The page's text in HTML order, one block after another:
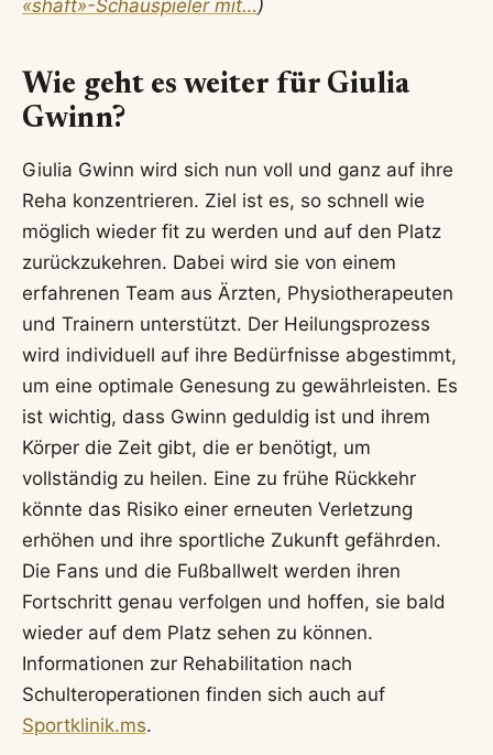
«shaft»-Schauspieler mit…)
Wie geht es weiter für Giulia
Gwinn?
Giulia Gwinn wird sich nun voll und ganz auf ihre
Reha konzentrieren. Ziel ist es, so schnell wie
möglich wieder fit zu werden und auf den Platz
zurückzukehren. Dabei wird sie von einem
erfahrenen Team aus Ärzten, Physiotherapeuten
und Trainern unterstützt. Der Heilungsprozess
wird individuell auf ihre Bedürfnisse abgestimmt,
um eine optimale Genesung zu gewährleisten. Es
ist wichtig, dass Gwinn geduldig ist und ihrem
Körper die Zeit gibt, die er benötigt, um
vollständig zu heilen. Eine zu frühe Rückkehr
könnte das Risiko einer erneuten Verletzung
erhöhen und ihre sportliche Zukunft gefährden.
Die Fans und die Fußballwelt werden ihren
Fortschritt genau verfolgen und hoffen, sie bald
wieder auf dem Platz sehen zu können.
Informationen zur Rehabilitation nach
Schulteroperationen finden sich auch auf
Sportklinik.ms.